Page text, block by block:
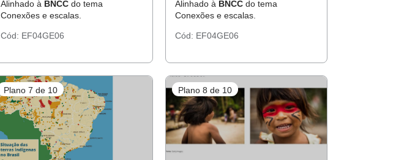
Alinhado à BNCC do tema
Conexões e escalas.
Cód: EF04GE06
Alinhado à BNCC do tema
Conexões e escalas.
Cód: EF04GE06
Plano 7 de 10 Plano 8 de 10